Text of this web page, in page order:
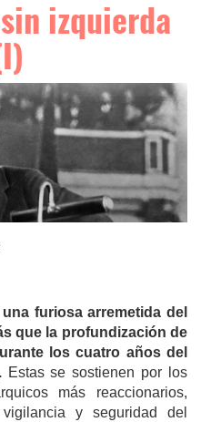
izquierda
furiosa arremetida del
que la profundización de
los cuatro años del
Estas se sostienen por los
más reaccionarios,
y seguridad del